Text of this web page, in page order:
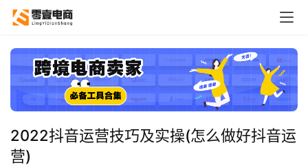
2022抖音运营技巧及实操(怎么做好抖音运
营)